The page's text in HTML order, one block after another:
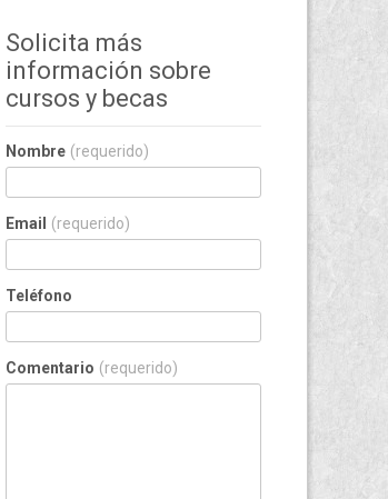
Solicita más
información sobre
cursos y becas
Nombre (requerido)
Email (requerido)
Teléfono
Comentario (requerido)